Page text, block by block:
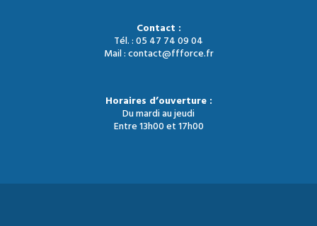
Contact :
Tél. : 05 47 74 09 04
Mail : contact@ffforce.fr
Horaires d’ouverture :
Du mardi au jeudi
Entre 13h00 et 17h00